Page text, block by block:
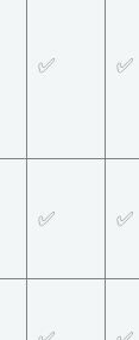
✅ ✅
✅ ✅